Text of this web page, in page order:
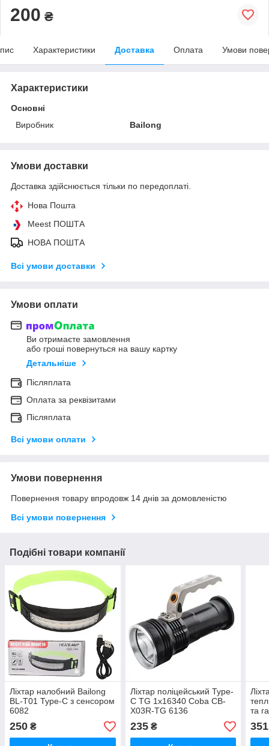
200 ₴
Характеристики Доставка Оплата Умови
Характеристики
Основні
Виробник
Bailong
Умови доставки
Доставка здійснюється тільки по передоплаті.
Нова Пошта
Meest ПОШТА
НОВА ПОШТА
Всі умови доставки
Умови оплати
Ви отримаєте замовлення
або гроші повернуться на вашу картку
Детальніше
Післяплата
Оплата за реквізитами
Післяплата
Всі умови оплати
Умови повернення
Повернення товару впродовж 14 днів за домовленістю
Всі умови повернення
Подібні товари компанії
Ліхтар налобний Bailong
BL-T01 Type-C з сенсором
6082
250 ₴
Ліхтар поліцейський Type-
C TG 1x16340 Coba CB-
X03R-TG 6136
235₴
та
351